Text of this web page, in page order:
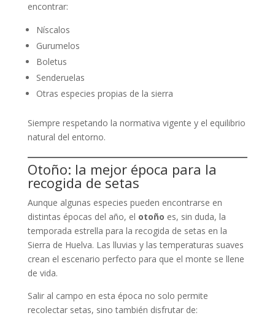
encontrar:
Níscalos
Gurumelos
Boletus
Senderuelas
Otras especies propias de la sierra
Siempre respetando la normativa vigente y el equilibrio
natural del entorno.
Otoño: la mejor época para la
recogida de setas
Aunque algunas especies pueden encontrarse en
distintas épocas del año, el otoño es, sin duda, la
temporada estrella para la recogida de setas en la
Sierra de Huelva. Las lluvias y las temperaturas suaves
crean el escenario perfecto para que el monte se llene
de vida.
Salir al campo en esta época no solo permite
recolectar setas, sino también disfrutar de: